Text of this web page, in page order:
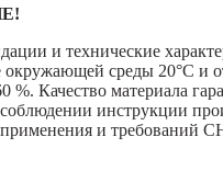
и технические
окружающей среды 20°С и
%. Качество материала
инструкции
применения и требований